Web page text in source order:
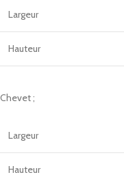
Largeur
Hauteur
Chevet ;
Largeur
Hauteur